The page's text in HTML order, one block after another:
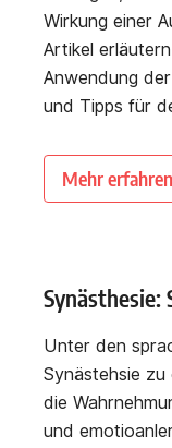
Wirkung einer
Artikel
Anwendung
und Tipps für
Mehr erfahren
Unter den
Synästehsie
die
und